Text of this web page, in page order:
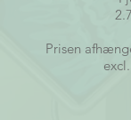
Prisen